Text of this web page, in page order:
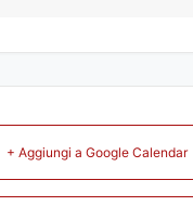
+ Aggiungi a Google Calendar